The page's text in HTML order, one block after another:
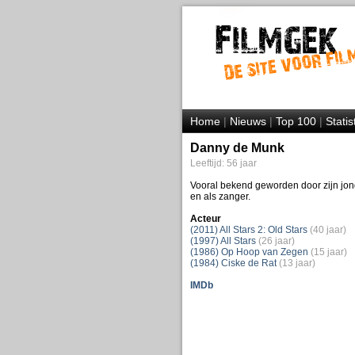
Home|Nieuws|Top 100|
Danny de Munk
Leeftijd: 56 jaar
Vooral bekend geworden door zijn
en als zanger.
Acteur
(2011) All Stars 2: Old Stars (40 jaar)
(1997) All Stars (26 jaar)
(1986) Op Hoop van Zegen (15 jaar)
(1984) Ciske de Rat (13 jaar)
IMDb